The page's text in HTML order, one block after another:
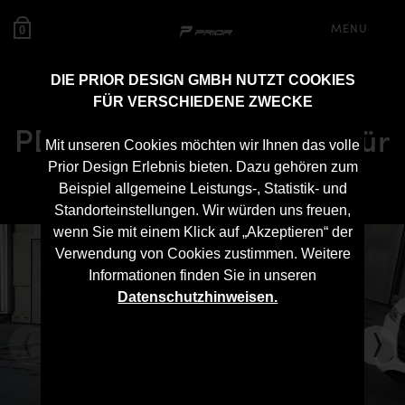
DIE PRIOR DESIGN GMBH NUTZT COOKIES
FÜR VERSCHIEDENE ZWECKE
Mit unseren Cookies möchten wir Ihnen das volle
Prior Design Erlebnis bieten. Dazu gehören zum
Beispiel allgemeine Leistungs-, Statistik- und
Standorteinstellungen. Wir würden uns freuen,
wenn Sie mit einem Klick auf „Akzeptieren“ der
Verwendung von Cookies zustimmen. Weitere
Informationen finden Sie in unseren
Datenschutzhinweisen.
0 MENU
PDV12 Frontstoßstange für
Audi Q7 I